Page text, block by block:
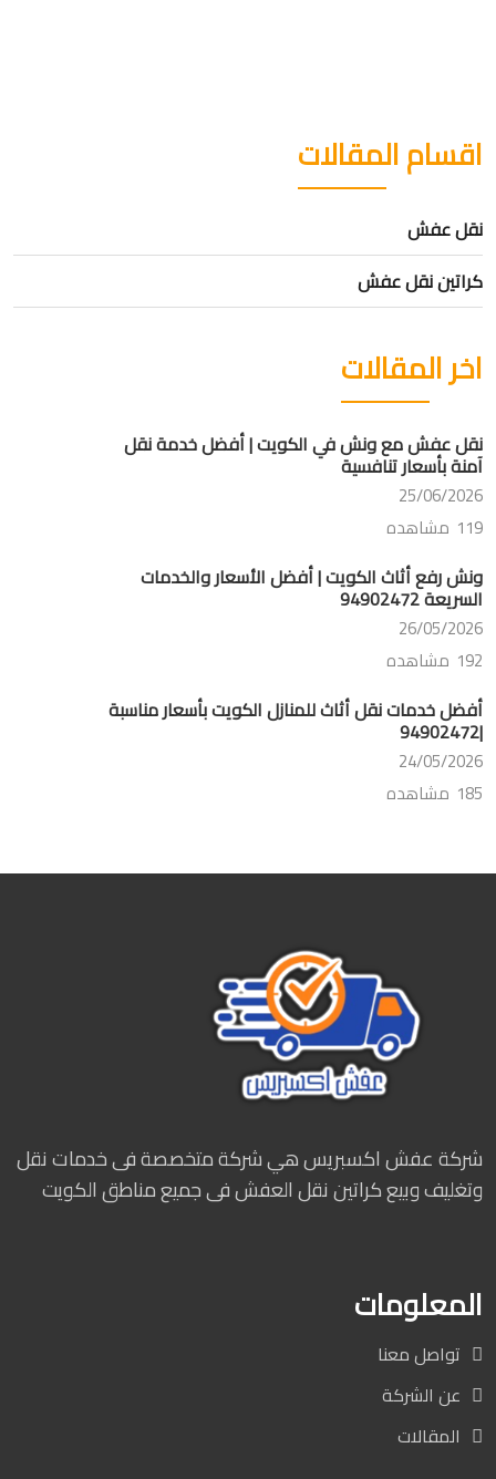
اقسام المقالات
نقل عفش
كراتين نقل عفش
اخر المقالات
نقل عفش مع ونش في الكويت | أفضل خدمة نقل
آمنة بأسعار تنافسية
25/06/2026
119 مشاهده
ونش رفع أثاث الكويت | أفضل الأسعار والخدمات
السريعة 94902472
26/05/2026
192 مشاهده
أفضل خدمات نقل أثاث للمنازل الكويت بأسعار مناسبة
|94902472
24/05/2026
185 مشاهده
شركة عفش اكسبريس هي شركة متخصصة فى خدمات نقل
وتغليف وبيع كراتين نقل العفش فى جميع مناطق الكويت
المعلومات
تواصل معنا
عن الشركة
المقالات